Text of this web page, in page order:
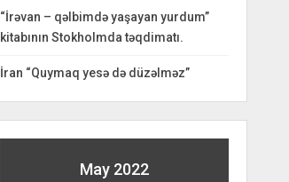
“İrəvan – qəlbimdə yaşayan yurdum”
kitabının Stokholmda təqdimatı.
İran “Quymaq yesə də düzəlməz”
May 2022